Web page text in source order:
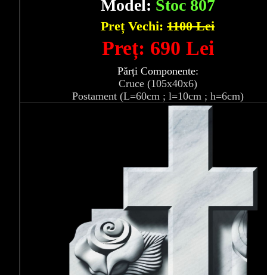
Model: Stoc 807
Preț Vechi: 1100 Lei
Preț: 690 Lei
Părți Componente:
Cruce (105x40x6)
Postament (L=60cm ; l=10cm ; h=6cm)